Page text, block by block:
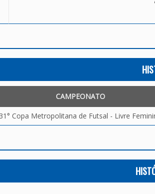
CAMPEONATO
31° Copa Metropolitana de Futsal - Livre